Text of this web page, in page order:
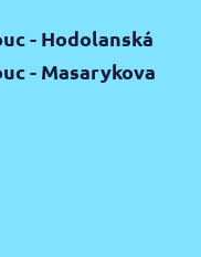
- Hodolanská
- Masarykova